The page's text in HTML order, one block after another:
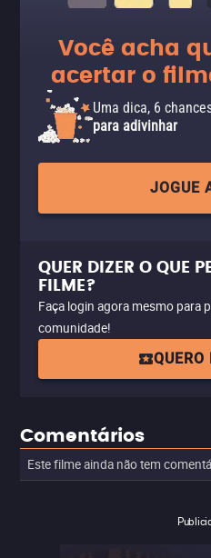
Você acha
acertar o
Uma dica, 6
para adivinhar
JOGUE
QUER DIZER O QUE
FILME?
Faça login agora mesmo para
comunidade!
QUERO
Comentários
Este filme ainda não tem